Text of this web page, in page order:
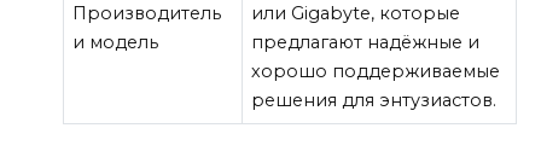
Производитель
и модель
или Gigabyte, которые
предлагают надёжные и
хорошо поддерживаемые
решения для энтузиастов.